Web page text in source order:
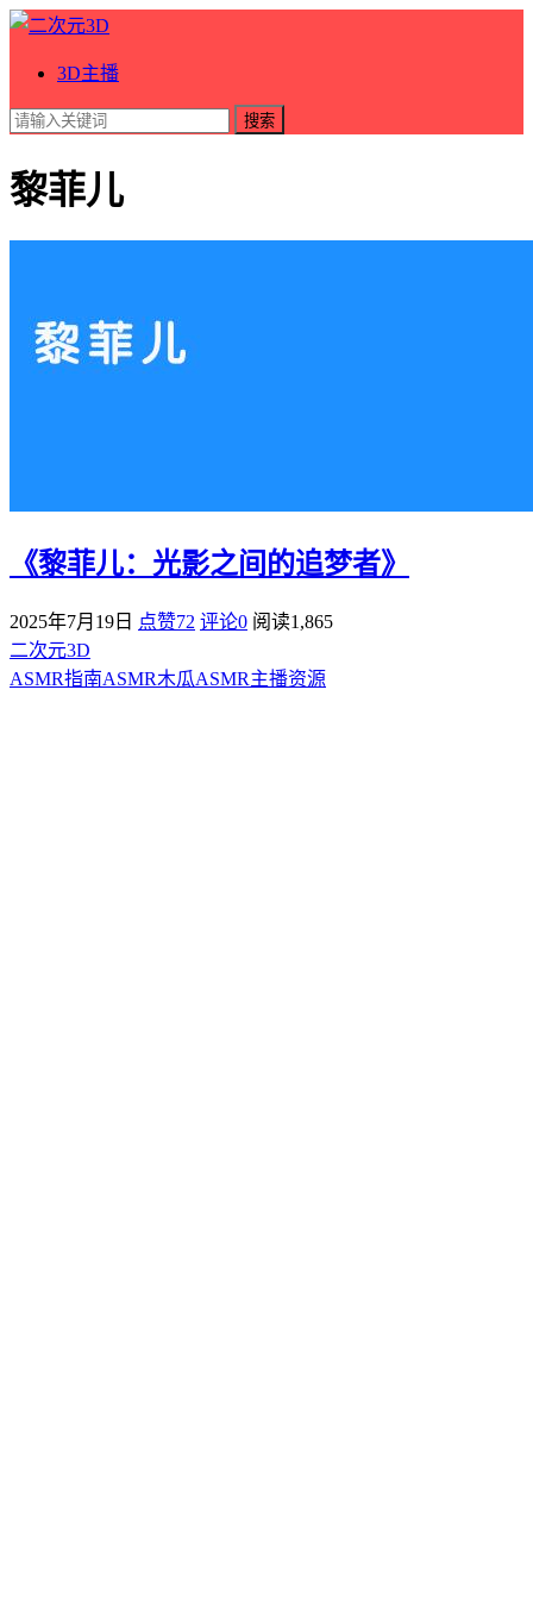
3D主播
搜索
黎菲儿
《黎菲儿：光影之间的追梦者》
2025年7月19日 点赞72 评论0 阅读1,865
二次元3D
ASMR指南ASMR木瓜ASMR主播资源